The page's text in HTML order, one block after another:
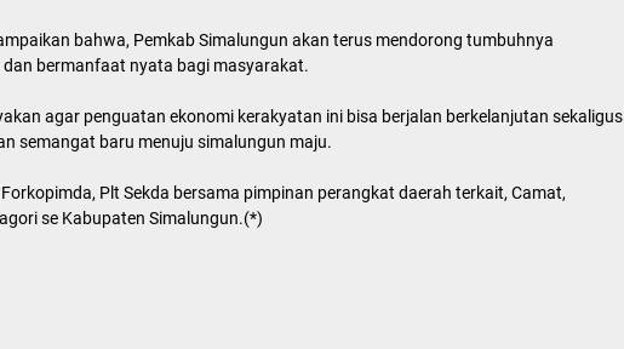
bahwa, Pemkab Simalungun akan terus mendorong tumbuhnya
bermanfaat nyata bagi masyarakat.
agar penguatan ekonomi kerakyatan ini bisa berjalan berkelanjutan sekaligus
semangat baru menuju simalungun maju.
Plt Sekda bersama pimpinan perangkat daerah terkait, Camat,
se Kabupaten Simalungun.(*)